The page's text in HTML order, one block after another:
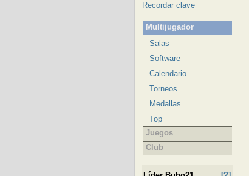
Recordar clave
Multijugador
Salas
Software
Calendario
Torneos
Medallas
Top
Juegos
Club